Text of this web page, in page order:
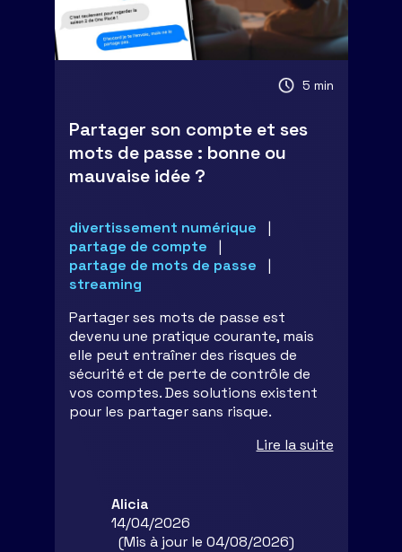
5 min
Partager son compte et ses
mots de passe : bonne ou
mauvaise idée ?
divertissement numérique
partage de compte
partage de mots de passe
streaming
Partager ses mots de passe est
devenu une pratique courante, mais
elle peut entraîner des risques de
sécurité et de perte de contrôle de
vos comptes. Des solutions existent
pour les partager sans risque.
Lire la suite
Alicia
14/04/2026
(Mis à jour le 04/08/2026)